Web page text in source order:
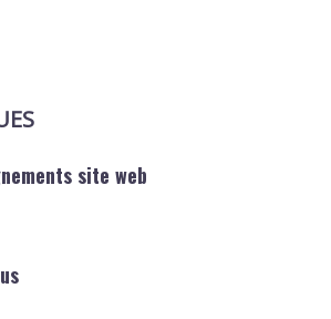
site web